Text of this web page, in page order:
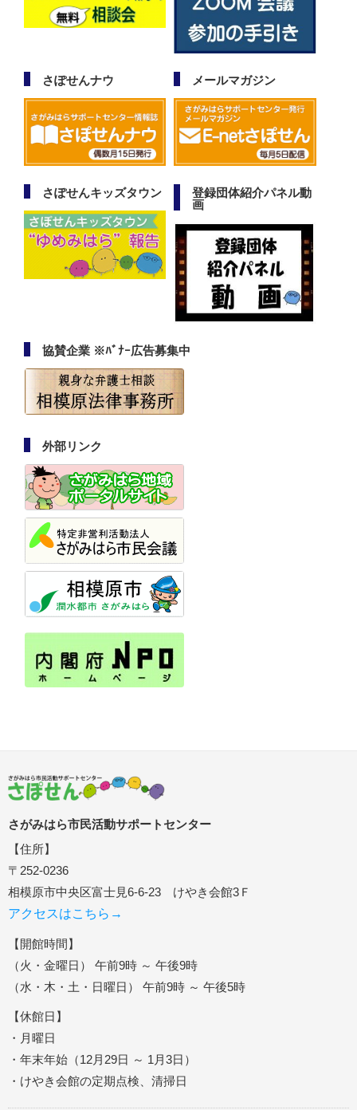
さぽせんナウ メールマガジン
さぽせんキッズタウン
登録団体紹介パネル動
画
協賛企業 ※ﾊﾞﾅｰ広告募集中
外部リンク
さがみはら市民活動サポートセンター
【住所】
〒252-0236
相模原市中央区富士見6-6-23 けやき会館3Ｆ
アクセスはこちら→
【開館時間】
（火・金曜日） 午前9時 ～ 午後9時
（水・木・土・日曜日） 午前9時 ～ 午後5時
【休館日】
・月曜日
・年末年始（12月29日 ～ 1月3日）
・けやき会館の定期点検、清掃日